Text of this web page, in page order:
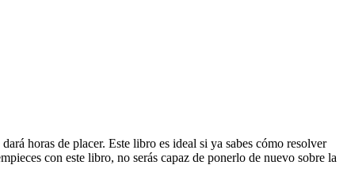
horas de placer. Este libro es ideal si ya sabes cómo resolver
con este libro, no serás capaz de ponerlo de nuevo sobre la